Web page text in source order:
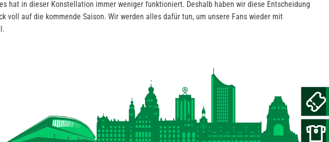
hat in dieser Konstellation immer weniger funktioniert. Deshalb haben wir diese Entscheidung
auf die kommende Saison. Wir werden alles dafür tun, um unsere Fans wieder mit